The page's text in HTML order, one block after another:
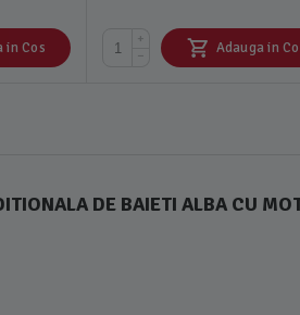
in Cos
+
−
Adauga in
DE BAIETI ALBA CU